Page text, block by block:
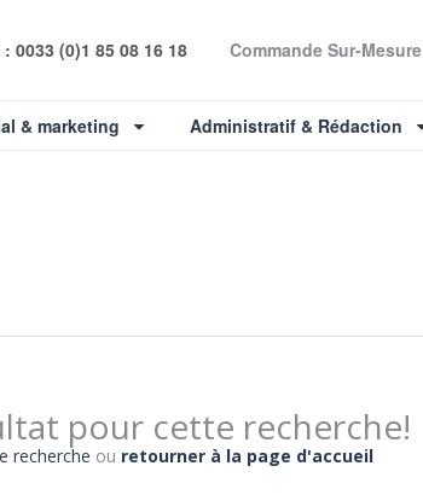
0033 (0)1 85 08 16 18 Commande Sur-Mesure
& marketing Administratif & Rédaction
pour cette recherche!
recherche ou retourner à la page d'accueil